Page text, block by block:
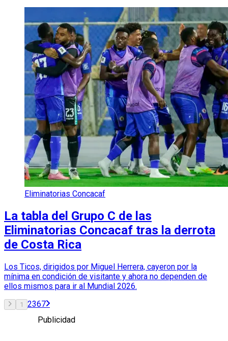
Eliminatorias Concacaf
La tabla del Grupo C de las
Eliminatorias Concacaf tras la derrota
de Costa Rica
Los Ticos, dirigidos por Miguel Herrera, cayeron por la
mínima en condición de visitante y ahora no dependen de
ellos mismos para ir al Mundial 2026.
1 2367
Publicidad